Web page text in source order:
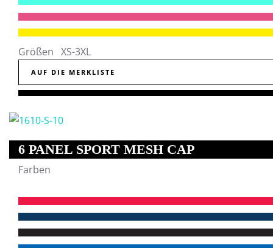
Größen XS-3XL
AUF DIE MERKLISTE
6 PANEL SPORT MESH CAP
Farben